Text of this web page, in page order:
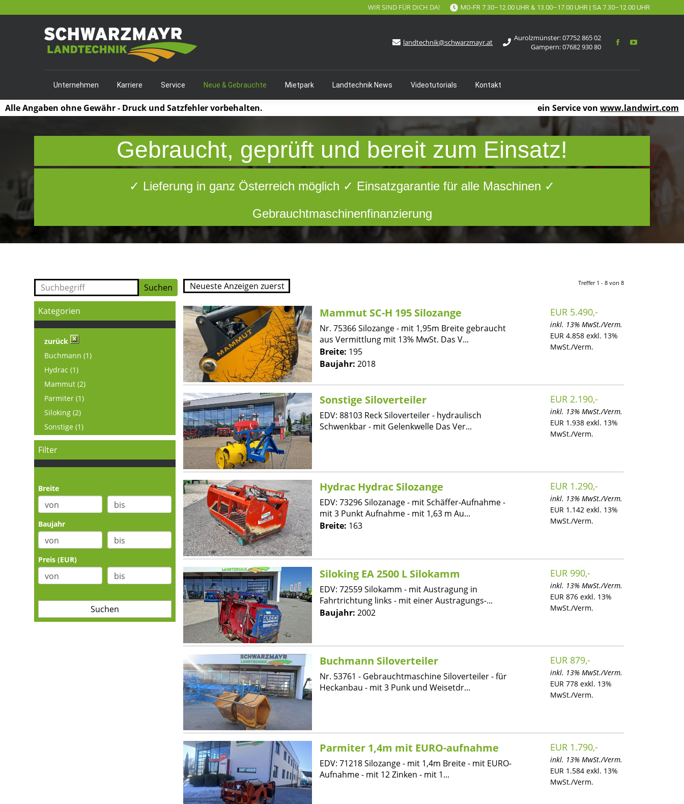
WIR SIND FÜR DICH DA! MO-FR 7.30–12.00 UHR & 13.00–17.00 UHR | SA 7.30–12.00 UHR
landtechnik@schwarzmayr.at Aurolzmünster:07752 865 02
Gampern:07682 930 80
Unternehmen Karriere Service Neue & Gebrauchte Mietpark Landtechnik News Videotutorials Kontakt
Gebraucht, geprüft und bereit zum Einsatz!
✓ Lieferung in ganz Österreich möglich ✓ Einsatzgarantie für alle Maschinen ✓
Gebrauchtmaschinenfinanzierung
Kategorien
zurück
Buchmann (1)
Hydrac (1)
Mammut (2)
Parmiter (1)
Siloking (2)
Sonstige (1)
Filter
Breite
Baujahr
Preis (EUR)
Treffer 1 - 8 von 8
Mammut SC-H 195 Silozange
Nr. 75366 Silozange - mit 1,95m Breite gebraucht
aus Vermittlung mit 13% MwSt. Das V...
Breite: 195
Baujahr: 2018
EUR 5.490,-
inkl. 13% MwSt./Verm.
EUR 4.858 exkl. 13%
MwSt./Verm.
Sonstige Siloverteiler
EDV: 88103 Reck Siloverteiler - hydraulisch
Schwenkbar - mit Gelenkwelle Das Ver...
EUR 2.190,-
inkl. 13% MwSt./Verm.
EUR 1.938 exkl. 13%
MwSt./Verm.
Hydrac Hydrac Silozange
EDV: 73296 Silozanage - mit Schäffer-Aufnahme -
mit 3 Punkt Aufnahme - mit 1,63 m Au...
Breite: 163
EUR 1.290,-
inkl. 13% MwSt./Verm.
EUR 1.142 exkl. 13%
MwSt./Verm.
Siloking EA 2500 L Silokamm
EDV: 72559 Silokamm - mit Austragung in
Fahrtrichtung links - mit einer Austragungs-...
Baujahr: 2002
EUR 990,-
inkl. 13% MwSt./Verm.
EUR 876 exkl. 13%
MwSt./Verm.
Buchmann Siloverteiler
Nr. 53761 - Gebrauchtmaschine Siloverteiler - für
Heckanbau - mit 3 Punk und Weisetdr...
EUR 879,-
inkl. 13% MwSt./Verm.
EUR 778 exkl. 13%
MwSt./Verm.
Parmiter 1,4m mit EURO-aufnahme
EDV: 71218 Silozange - mit 1,4m Breite - mit EURO-
Aufnahme - mit 12 Zinken - mit 1...
EUR 1.790,-
inkl. 13% MwSt./Verm.
EUR 1.584 exkl. 13%
MwSt./Verm.
Alle Angaben ohne Gewähr - Druck und Satzfehler vorbehalten. ein Service von www.landwirt.com